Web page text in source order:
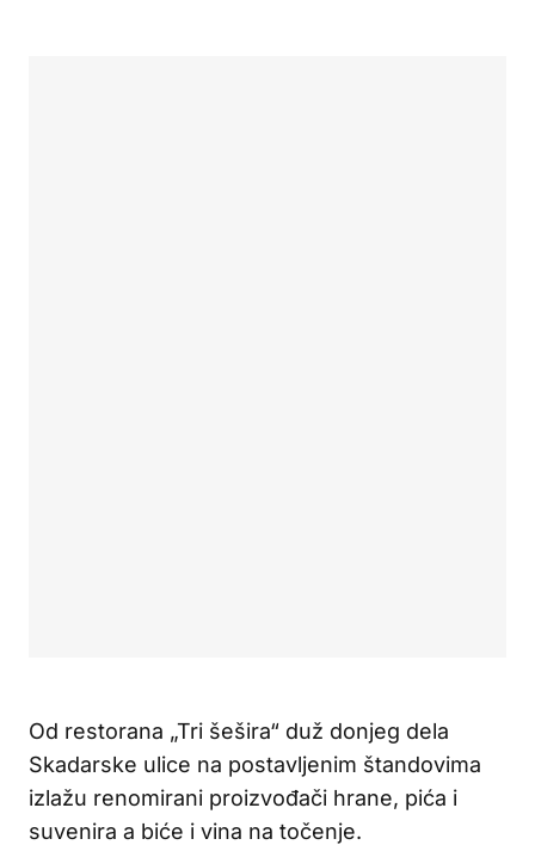
Od restorana „Tri šešira“ duž donjeg dela
Skadarske ulice na postavljenim štandovima
izlažu renomirani proizvođači hrane, pića i
suvenira a biće i vina na točenje.